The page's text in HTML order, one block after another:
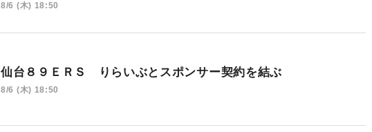
8/6 (木) 18:50
仙台８９ＥＲＳ りらいぶとスポンサー契約を結ぶ
8/6 (木) 18:50